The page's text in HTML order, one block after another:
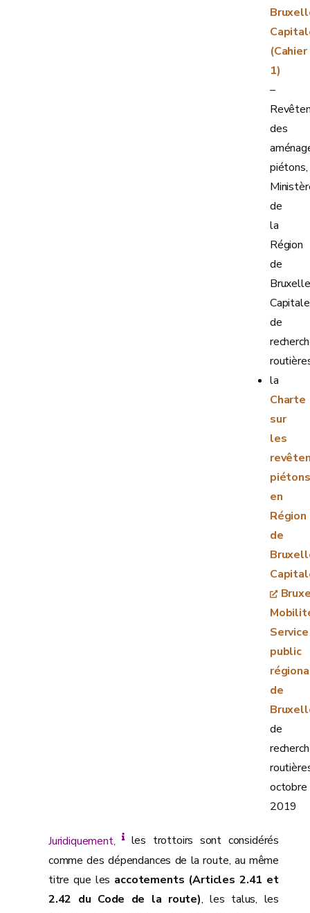
(Cahier
1)
–
des
piétons,
de
la
Région
de
de
la
Charte
sur
les
piétons
en
Région
de
Service
public
de
de
octobre
2019
Juridiquement,les trottoirs sont considérés
comme des dépendances de la route, au même
titre que les accotements (Articles 2.41 et
2.42 du Code de la route), les talus, les